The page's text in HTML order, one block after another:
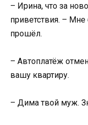
– Ирина, что за
приветствия. – Мне
прошёл.
– Автоплатёж
вашу квартиру.
– Дима твой муж.